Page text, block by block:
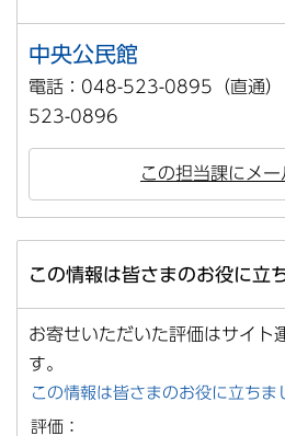
中央公民館
電話：048-523-0895（直通
523-0896
この担当課にメー
この情報は皆さまのお役に立
お寄せいただいた評価はサイト
す。
この情報は皆さまのお役に立ちま
評価：